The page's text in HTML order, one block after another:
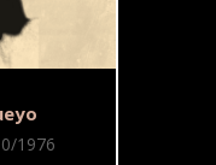
1976